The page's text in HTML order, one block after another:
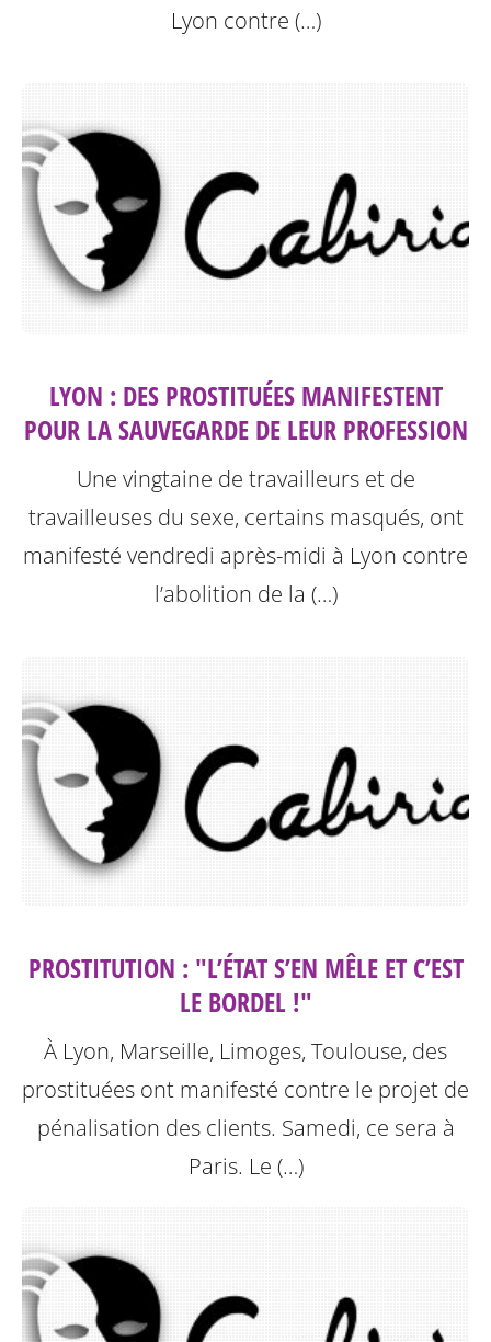
Lyon contre (…)
LYON : DES PROSTITUÉES MANIFESTENT
POUR LA SAUVEGARDE DE LEUR PROFESSION
Une vingtaine de travailleurs et de
travailleuses du sexe, certains masqués, ont
manifesté vendredi après-midi à Lyon contre
l’abolition de la (…)
PROSTITUTION : "L’ÉTAT S’EN MÊLE ET C’EST
LE BORDEL !"
À Lyon, Marseille, Limoges, Toulouse, des
prostituées ont manifesté contre le projet de
pénalisation des clients. Samedi, ce sera à
Paris. Le (…)